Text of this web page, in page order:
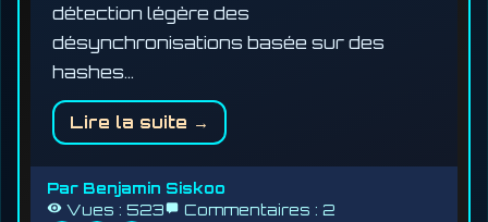
détection légère des
désynchronisations basée sur des
hashes…
Lire la suite →
Par Benjamin Siskoo
Vues : 523 Commentaires : 2